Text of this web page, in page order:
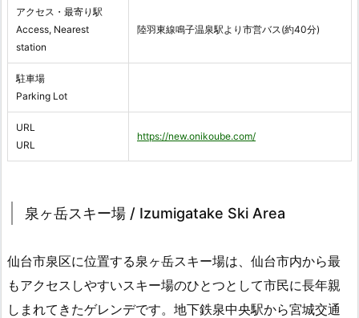
アクセス・最寄り駅
Access, Nearest
station
陸羽東線鳴子温泉駅より市営バス(約40分)
駐車場
Parking Lot
URL
URL
https://new.onikoube.com/
泉ヶ岳スキー場 / Izumigatake Ski Area
仙台市泉区に位置する泉ヶ岳スキー場は、仙台市内から最
もアクセスしやすいスキー場のひとつとして市民に長年親
しまれてきたゲレンデです。地下鉄泉中央駅から宮城交通